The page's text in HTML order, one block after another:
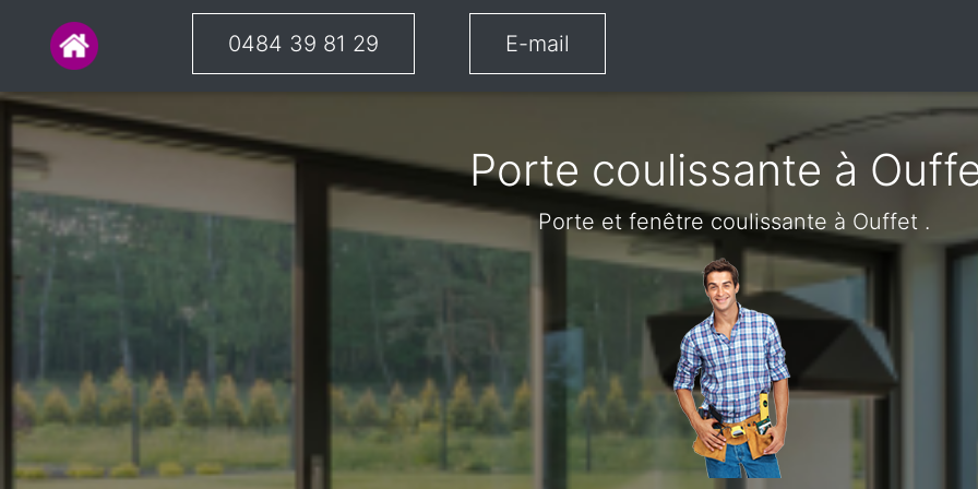
0484 39 81 29 E-mail
Porte coulissante à
Porte et fenêtre coulissante à Ouffet .